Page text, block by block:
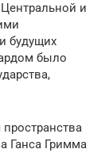
и
будущих
было
Ганса Гримма